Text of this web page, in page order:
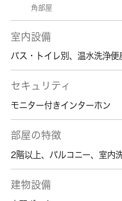
角部屋
室内設備
バス・トイレ別 、 温水洗浄便
セキュリティ
モニター付きインターホン
部屋の特徴
2階以上、 バルコニー、 室内
建物設備